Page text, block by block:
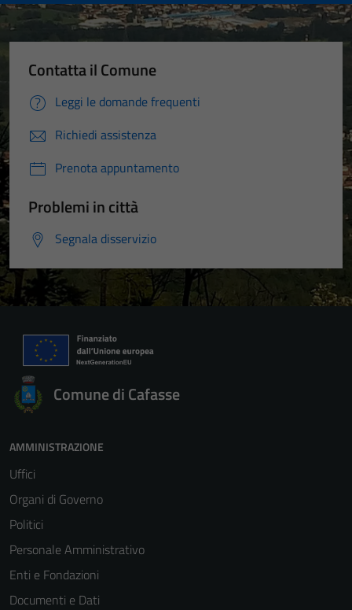
Contatta il Comune
Leggi le domande frequenti
Richiedi assistenza
Prenota appuntamento
Problemi in città
Segnala disservizio
Comune di Cafasse
AMMINISTRAZIONE
Uffici
Organi di Governo
Politici
Personale Amministrativo
Enti e Fondazioni
Documenti e Dati